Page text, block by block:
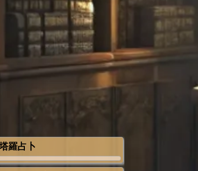
羅占卜